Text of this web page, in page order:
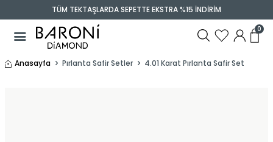
TÜM TEKTAŞLARDA SEPETTE EKSTRA %15 İNDİRİM
0
Anasayfa Pırlanta Safir Setler 4.01 Karat Pırlanta Safir Set